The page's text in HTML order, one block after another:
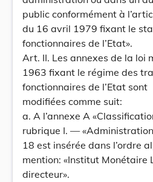
public conformément à
du 16 avril 1979 fixant le
fonctionnaires de l’Etat».
Art. II. Les annexes de la loi
1963 fixant le régime des
fonctionnaires de l’Etat sont
modifiées comme suit:
a. A l’annexe A
rubrique I. —
18 est insérée dans l’ordre
mention: «Institut
directeur».